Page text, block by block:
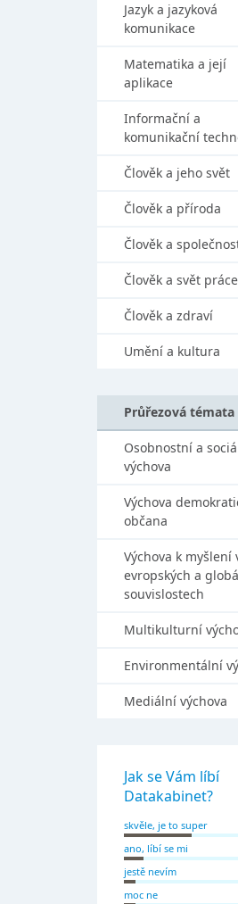
Jazyk a jazyková
komunikace
Matematika a její
aplikace
Informační a
komunikační
Člověk a jeho svět
Člověk a příroda
Člověk a
Člověk a svět práce
Člověk a zdraví
Umění a kultura
Průřezová témata
Osobnostní a
výchova
Výchova
občana
Výchova k myšlení
evropských a
souvislostech
Multikulturní
Environmentální
Mediální výchova
Jak se Vám líbí
Datakabinet?
skvěle, je to super
ano, líbí se mi
jestě nevím
moc ne